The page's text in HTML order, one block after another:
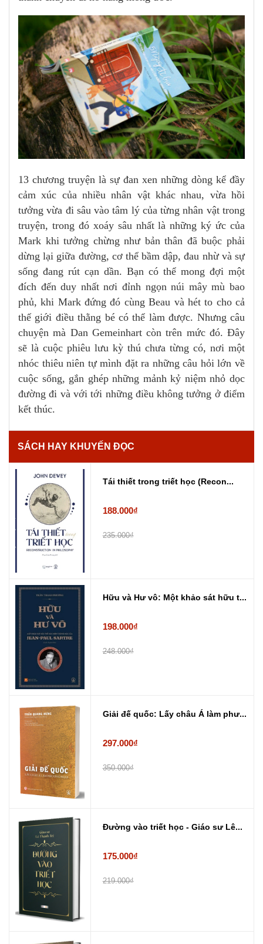
13 chương truyện là sự đan xen những dòng kể đầy
cảm xúc của nhiều nhân vật khác nhau, vừa hồi
tưởng vừa đi sâu vào tâm lý của từng nhân vật trong
truyện, trong đó xoáy sâu nhất là những ký ức của
Mark khi tưởng chừng như bản thân đã buộc phải
dừng lại giữa đường, cơ thể bầm dập, đau nhừ và sự
sống đang rút cạn dần. Bạn có thể mong đợi một
đích đến duy nhất nơi đỉnh ngọn núi mây mù bao
phủ, khi Mark đứng đó cùng Beau và hét to cho cả
thế giới điều thằng bé có thể làm được. Nhưng câu
chuyện mà Dan Gemeinhart còn trên mức đó. Đây
sẽ là cuộc phiêu lưu kỳ thú chưa từng có, nơi một
nhóc thiêu niên tự mình đặt ra những câu hỏi lớn về
cuộc sống, gắn ghép những mảnh kỷ niệm nhỏ dọc
đường đi và với tới những điều không tưởng ở điểm
kết thúc.
SÁCH HAY KHUYẾN ĐỌC
Tái thiết trong triết học (Recon...
188.000₫
235.000₫
Hữu và Hư vô: Một khảo sát hữu t...
198.000₫
248.000₫
Giải đế quốc: Lấy châu Á làm phư...
297.000₫
350.000₫
Đường vào triết học - Giáo sư Lê...
175.000₫
219.000₫